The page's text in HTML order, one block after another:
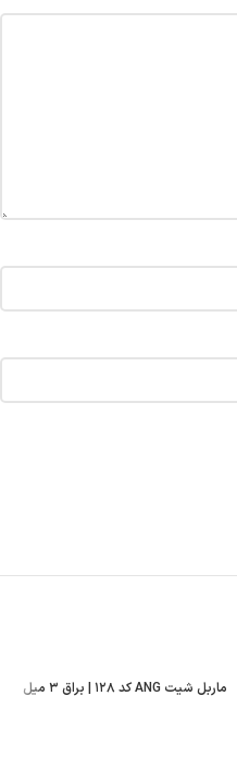
ماربل شیت ANG کد ۱۲۸ | براق ۳ میل